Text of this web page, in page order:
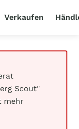
Verkaufen
Scout"
mehr